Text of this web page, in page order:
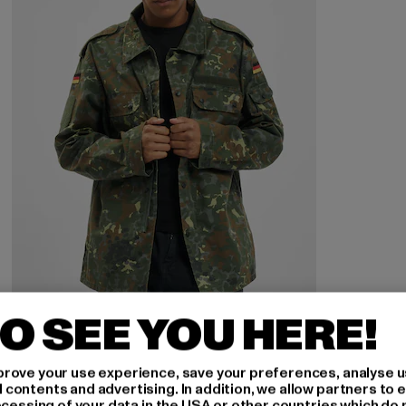
BRANDIT
BW Field
18,90 EUR
Derzeitiger Preis: 18,90 EUR
44,99 EURAktionspreis: 44,99 EUR
SEE YOU HERE!
your use experience, save your preferences, analyse
and advertising. In addition, we allow partners to